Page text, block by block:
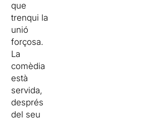
que
trenqui la
unió
forçosa.
La
comèdia
està
servida,
després
del seu